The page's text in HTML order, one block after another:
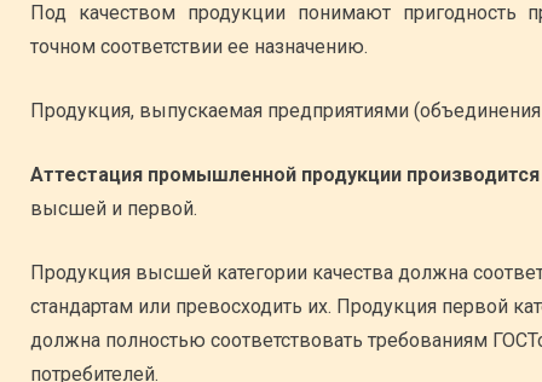
Под качеством продукции понимают пригодность
точном соответствии ее назначению.
Продукция, выпускаемая предприятиями
Аттестация промышленной продукции
высшей и первой.
Продукция высшей категории качества должна
стандартам или превосходить их. Продукция первой
должна полностью соответствовать требованиям
потребителей.